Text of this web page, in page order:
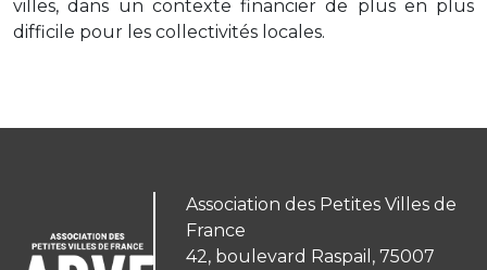
villes, dans un contexte financier de plus en plus
difficile pour les collectivités locales.
Association des Petites Villes de
France
42, boulevard Raspail, 75007